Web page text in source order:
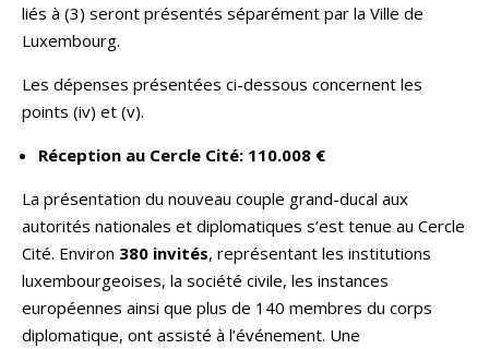
liés à (3) seront présentés séparément par la Ville de
Luxembourg.
Les dépenses présentées ci-dessous concernent les
points (iv) et (v).
Réception au Cercle Cité: 110.008 €
La présentation du nouveau couple grand-ducal aux
autorités nationales et diplomatiques s’est tenue au Cercle
Cité. Environ 380 invités, représentant les institutions
luxembourgeoises, la société civile, les instances
européennes ainsi que plus de 140 membres du corps
diplomatique, ont assisté à l’événement. Une